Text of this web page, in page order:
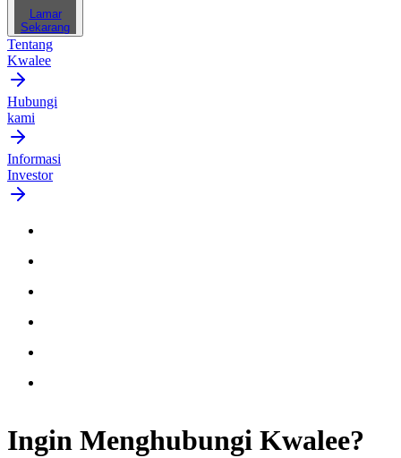
Lamar
Sekarang
Tentang
Kwalee
Hubungi
kami
Informasi
Investor
Ingin Menghubungi Kwalee?